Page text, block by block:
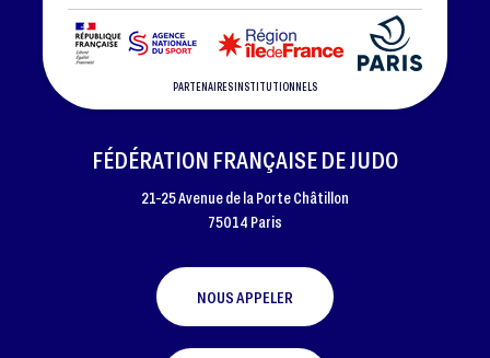
PARTENAIRES INSTITUTIONNELS
FÉDÉRATION FRANÇAISE DE JUDO
21-25 Avenue de la Porte Châtillon
75014 Paris
NOUS APPELER